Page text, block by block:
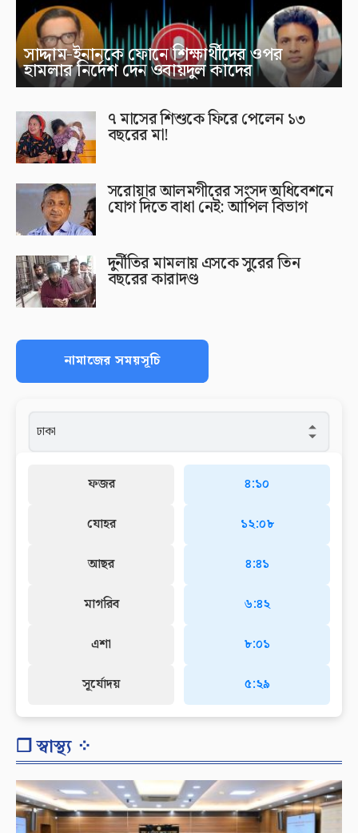
সাদ্দাম-ইনানকে ফোনে শিক্ষার্থীদের ওপর
হামলার নির্দেশ দেন ওবায়দুল কাদের
৭ মাসের শিশুকে ফিরে পেলেন ১৩
বছরের মা!
সরোয়ার আলমগীরের সংসদ অধিবেশনে
যোগ দিতে বাধা নেই: আপিল বিভাগ
দুর্নীতির মামলায় এসকে সুরের তিন
বছরের কারাদণ্ড
নামাজের সময়সূচি
ফজর
যোহর
আছর
মাগরিব
এশা
সূর্যোদয়
৪:১০
১২:০৮
৪:৪১
৬:৪২
৮:০১
৫:২৯
❐ স্বাস্থ্য ⁘